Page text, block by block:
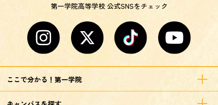
第一学院高等学校 公式SNSをチェック
ここで分かる！第一学院